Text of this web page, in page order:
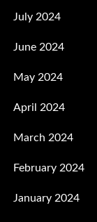
July 2024
June 2024
May 2024
April 2024
March 2024
February 2024
January 2024